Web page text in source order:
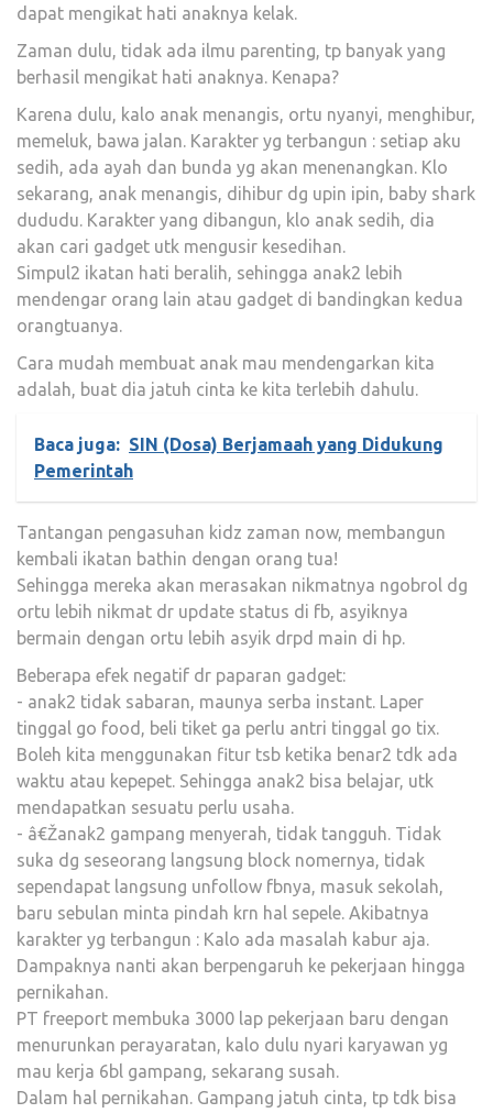
dapat mengikat hati anaknya kelak.
Zaman dulu, tidak ada ilmu parenting, tp banyak yang
berhasil mengikat hati anaknya. Kenapa?
Karena dulu, kalo anak menangis, ortu nyanyi, menghibur,
memeluk, bawa jalan. Karakter yg terbangun : setiap aku
sedih, ada ayah dan bunda yg akan menenangkan. Klo
sekarang, anak menangis, dihibur dg upin ipin, baby shark
dududu. Karakter yang dibangun, klo anak sedih, dia
akan cari gadget utk mengusir kesedihan.
Simpul2 ikatan hati beralih, sehingga anak2 lebih
mendengar orang lain atau gadget di bandingkan kedua
orangtuanya.
Cara mudah membuat anak mau mendengarkan kita
adalah, buat dia jatuh cinta ke kita terlebih dahulu.
Baca juga: SIN (Dosa) Berjamaah yang Didukung
Pemerintah
Tantangan pengasuhan kidz zaman now, membangun
kembali ikatan bathin dengan orang tua!
Sehingga mereka akan merasakan nikmatnya ngobrol dg
ortu lebih nikmat dr update status di fb, asyiknya
bermain dengan ortu lebih asyik drpd main di hp.
Beberapa efek negatif dr paparan gadget:
- anak2 tidak sabaran, maunya serba instant. Laper
tinggal go food, beli tiket ga perlu antri tinggal go tix.
Boleh kita menggunakan fitur tsb ketika benar2 tdk ada
waktu atau kepepet. Sehingga anak2 bisa belajar, utk
mendapatkan sesuatu perlu usaha.
- â€Žanak2 gampang menyerah, tidak tangguh. Tidak
suka dg seseorang langsung block nomernya, tidak
sependapat langsung unfollow fbnya, masuk sekolah,
baru sebulan minta pindah krn hal sepele. Akibatnya
karakter yg terbangun : Kalo ada masalah kabur aja.
Dampaknya nanti akan berpengaruh ke pekerjaan hingga
pernikahan.
PT freeport membuka 3000 lap pekerjaan baru dengan
menurunkan perayaratan, kalo dulu nyari karyawan yg
mau kerja 6bl gampang, sekarang susah.
Dalam hal pernikahan. Gampang jatuh cinta, tp tdk bisa